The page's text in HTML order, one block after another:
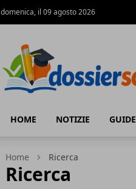
domenica, il 09 agosto 2026
HOME NOTIZIE GUIDE
Home Ricerca
Ricerca